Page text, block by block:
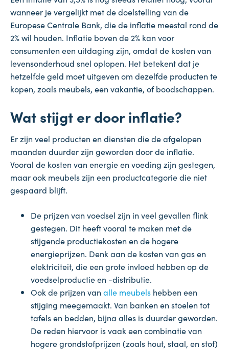
wanneer je vergelijkt met de doelstelling van de
Europese Centrale Bank, die de inflatie meestal rond de
2% wil houden. Inflatie boven de 2% kan voor
consumenten een uitdaging zijn, omdat de kosten van
levensonderhoud snel oplopen. Het betekent dat je
hetzelfde geld moet uitgeven om dezelfde producten te
kopen, zoals meubels, een vakantie, of boodschappen.
Wat stijgt er door inflatie?
Er zijn veel producten en diensten die de afgelopen
maanden duurder zijn geworden door de inflatie.
Vooral de kosten van energie en voeding zijn gestegen,
maar ook meubels zijn een productcategorie die niet
gespaard blijft.
De prijzen van voedsel zijn in veel gevallen flink
gestegen. Dit heeft vooral te maken met de
stijgende productiekosten en de hogere
energieprijzen. Denk aan de kosten van gas en
elektriciteit, die een grote invloed hebben op de
voedselproductie en -distributie.
Ook de prijzen van alle meubels hebben een
stijging meegemaakt. Van banken en stoelen tot
tafels en bedden, bijna alles is duurder geworden.
De reden hiervoor is vaak een combinatie van
hogere grondstofprijzen (zoals hout, staal, en stof)